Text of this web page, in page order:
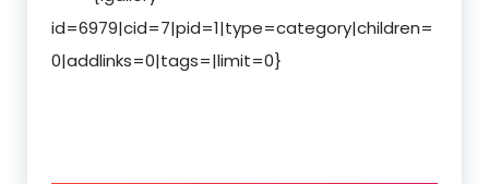
id=6979|cid=7|pid=1|type=category|children=
0|addlinks=0|tags=|limit=0}